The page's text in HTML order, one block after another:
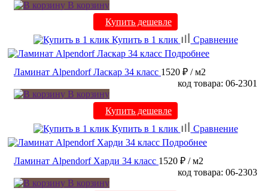
В корзину
Купить дешевле
Купить в 1 клик
Сравнение
Подробнее
Ламинат Alpendorf Ласкар 34 класс 1520 ₽ / м2
код товара: 06-2301
В корзину
Купить дешевле
Купить в 1 клик
Сравнение
Подробнее
Ламинат Alpendorf Харди 34 класс 1520 ₽ / м2
код товара: 06-2303
В корзину